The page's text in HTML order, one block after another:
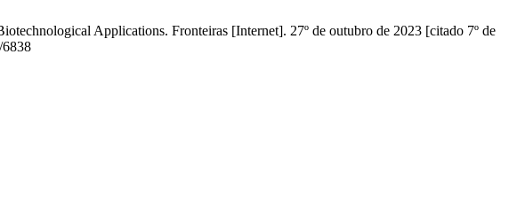
Applications. Fronteiras [Internet]. 27º de outubro de 2023 [citado 7º de